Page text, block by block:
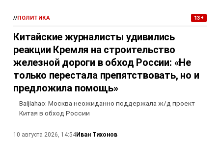
//ПОЛИТИКА 13+
Китайские журналисты удивились
реакции Кремля на строительство
железной дороги в обход России: «Не
только перестала препятствовать, но и
предложила помощь»
Baijiahao: Москва неожиданно поддержала ж/д проект
Китая в обход России
10 августа 2026, 14:54Иван Тихонов